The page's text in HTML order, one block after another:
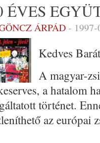
ÉVES
ÁRPÁD-
Kedves
A magyar-
a hatalom
történet.
az európai